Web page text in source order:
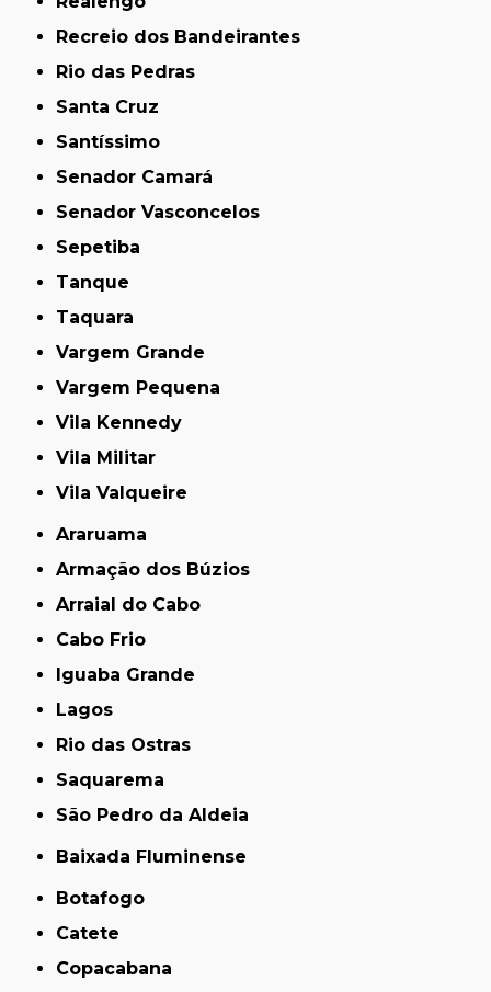
Recreio dos Bandeirantes
Rio das Pedras
Santa Cruz
Santíssimo
Senador Camará
Senador Vasconcelos
Sepetiba
Tanque
Taquara
Vargem Grande
Vargem Pequena
Vila Kennedy
Vila Militar
Vila Valqueire
Araruama
Armação dos Búzios
Arraial do Cabo
Cabo Frio
Iguaba Grande
Lagos
Rio das Ostras
Saquarema
São Pedro da Aldeia
Baixada Fluminense
Botafogo
Catete
Copacabana